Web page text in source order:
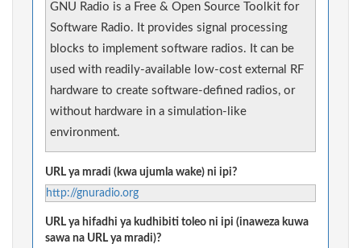
GNU Radio is a Free & Open Source Toolkit for
Software Radio. It provides signal processing
blocks to implement software radios. It can be
used with readily-available low-cost external RF
hardware to create software-defined radios, or
without hardware in a simulation-like
environment.
URL ya mradi (kwa ujumla wake) ni ipi?
http://gnuradio.org
URL ya hifadhi ya kudhibiti toleo ni ipi (inaweza kuwa
sawa na URL ya mradi)?